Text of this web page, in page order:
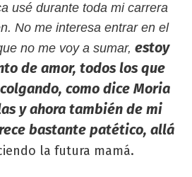
usé durante toda mi carrera
No me interesa entrar en el
no me voy a sumar, estoy
de amor, todos los que
como dice Moria
y ahora también de mi
bastante patético, allá
la futura mamá.